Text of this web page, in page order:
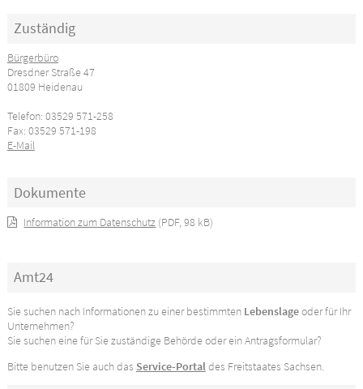
Zuständig
Bürgerbüro
Dresdner Straße 47
01809 Heidenau
Telefon: 03529 571-258
Fax: 03529 571-198
E-Mail
Dokumente
Information zum Datenschutz (PDF, 98 kB)
Amt24
Sie suchen nach Informationen zu einer bestimmten Lebenslageoder für Ihr
Unternehmen?
Sie suchen eine für Sie zuständige Behörde oder ein Antragsformular?
Bitte benutzen Sie auch das Service-Portaldes Freitstaates Sachsen.